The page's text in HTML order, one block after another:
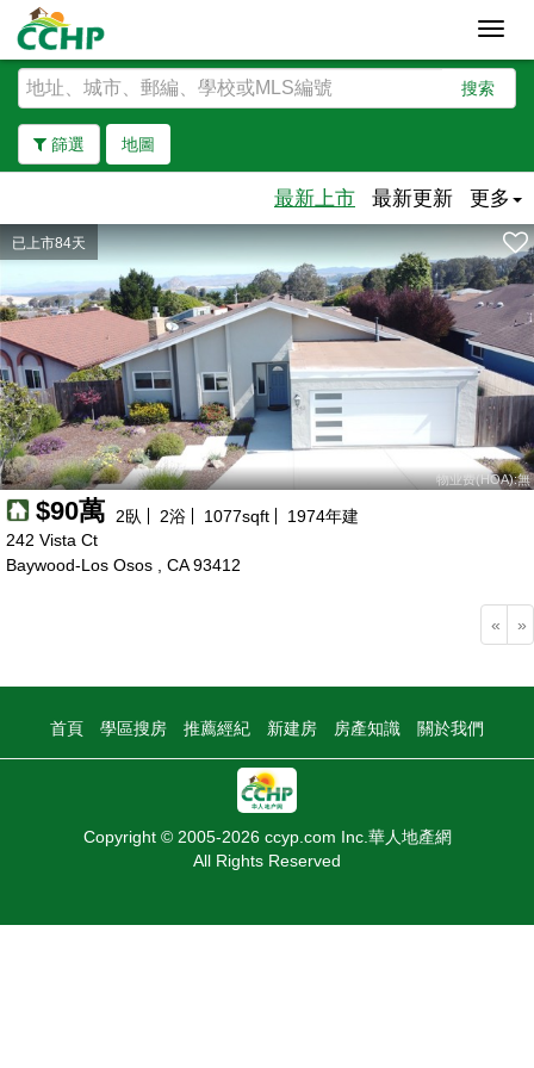
搜索
篩選 地圖
去除邊界
最新上市 最新更新 更多
已上市84天
物业费(HOA):無
$90萬 2臥 2浴 1077sqft 1974年建
242 Vista Ct
Baywood-Los Osos , CA 93412
« »
首頁 學區搜房 推薦經紀 新建房 房產知識 關於我們
Copyright © 2005-2026 ccyp.com Inc.華人地產網
All Rights Reserved